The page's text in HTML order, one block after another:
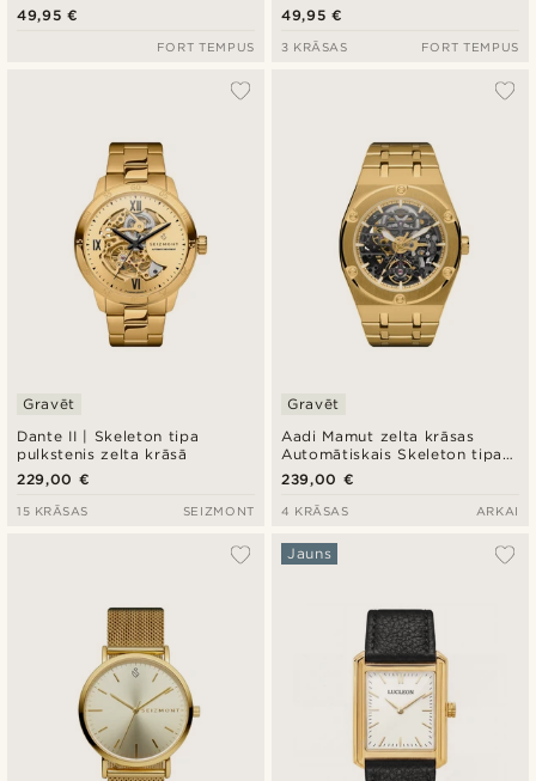
pulkstenis
49,95 €
FORT TEMPUS
49,95 €
3 KRĀSAS FORT TEMPUS
Dante II | Skeleton tipa
pulkstenis zelta krāsā
Gravēt
229,00 €
15 KRĀSAS SEIZMONT
Aadi Mamut zelta krāsas
Automātiskais Skeleton tipa
Pulkstenis
Gravēt
239,00 €
4 KRĀSAS ARKAI
Jauns